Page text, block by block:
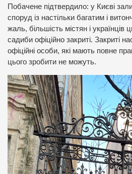
Побачене підтвердило: у Києві
споруд із настільки багатим і
жаль, більшість містян і
садиби офіційно закриті. Закриті
офіційні особи, які мають повне
цього зробити не можуть.